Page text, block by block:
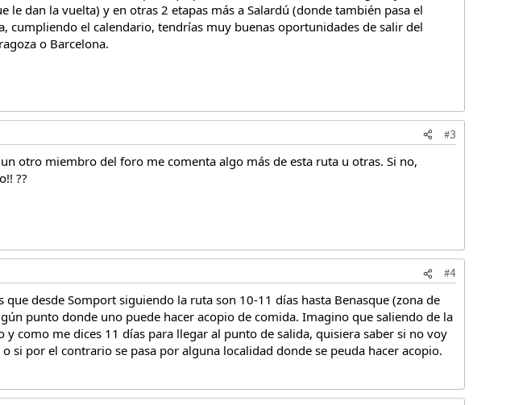
dan la vuelta) y en otras 2 etapas más a Salardú (donde también pasa el
cumpliendo el calendario, tendrías muy buenas oportunidades de salir del
o Barcelona.
#3
otro miembro del foro me comenta algo más de esta ruta u otras. Si no,
??
#4
desde Somport siguiendo la ruta son 10-11 días hasta Benasque (zona de
punto donde uno puede hacer acopio de comida. Imagino que saliendo de la
como me dices 11 días para llegar al punto de salida, quisiera saber si no voy
por el contrario se pasa por alguna localidad donde se peuda hacer acopio.